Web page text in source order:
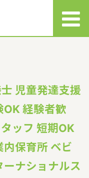
児童発達支援
OK 経験者歓
ッフ 短期OK
保育所 ベビ
ーナショナルス